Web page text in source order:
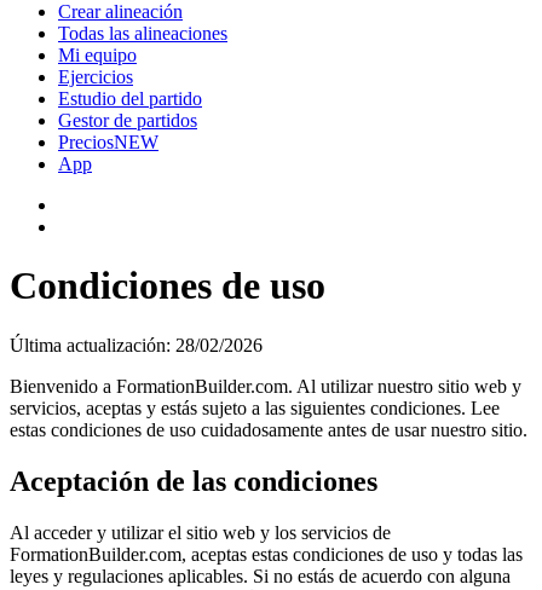
Crear alineación
Todas las alineaciones
Mi equipo
Ejercicios
Estudio del partido
Gestor de partidos
PreciosNEW
App
Condiciones de uso
Última actualización: 28/02/2026
Bienvenido a FormationBuilder.com. Al utilizar nuestro sitio web y
servicios, aceptas y estás sujeto a las siguientes condiciones. Lee
estas condiciones de uso cuidadosamente antes de usar nuestro sitio.
Aceptación de las condiciones
Al acceder y utilizar el sitio web y los servicios de
FormationBuilder.com, aceptas estas condiciones de uso y todas las
leyes y regulaciones aplicables. Si no estás de acuerdo con alguna